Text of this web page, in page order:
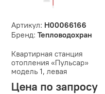
Артикул: Н00066166
Бренд: Тепловодохран
Квартирная станция
отопления «Пульсар»
модель 1, левая
Цена по запросу